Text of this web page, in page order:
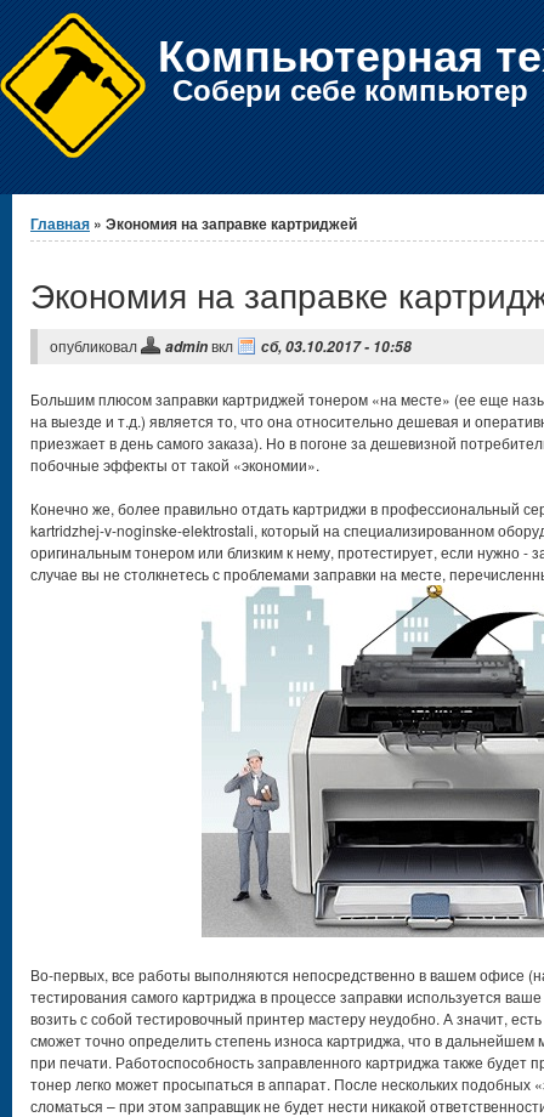
Компьютерная
Собери себе компьютер
Вы здесь
Главная » Экономия на заправке картриджей
Экономия на заправке
опубликовал adminвкл сб, 03.10.2017 - 10:58
Большим плюсом заправки картриджей тонером «на месте» (ее еще
на выезде и т.д.) является то, что она относительно дешевая и
приезжает в день самого заказа). Но в погоне за дешевизной
побочные эффекты от такой «экономии».
Конечно же, более правильно отдать картриджи в профессиональный
kartridzhej-v-noginske-elektrostali, который на специализированном
оригинальным тонером или близким к нему, протестирует, если нужно
случае вы не столкнетесь с проблемами заправки на месте,
Во-первых, все работы выполняются непосредственно в вашем офисе
тестирования самого картриджа в процессе заправки используется
возить с собой тестировочный принтер мастеру неудобно. А значит,
сможет точно определить степень износа картриджа, что в
при печати. Работоспособность заправленного картриджа также будет
тонер легко может просыпаться в аппарат. После нескольких подобных
сломаться – при этом заправщик не будет нести никакой